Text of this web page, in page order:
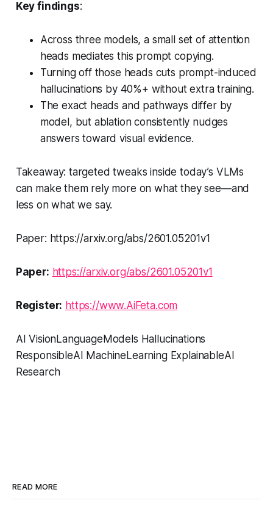
Key findings:
Across three models, a small set of attention
heads mediates this prompt copying.
Turning off those heads cuts prompt-induced
hallucinations by 40%+ without extra training.
The exact heads and pathways differ by
model, but ablation consistently nudges
answers toward visual evidence.
Takeaway: targeted tweaks inside today’s VLMs
can make them rely more on what they see—and
less on what we say.
Paper: https://arxiv.org/abs/2601.05201v1
Paper: https://arxiv.org/abs/2601.05201v1
Register: https://www.AiFeta.com
AI VisionLanguageModels Hallucinations
ResponsibleAI MachineLearning ExplainableAI
Research
READ MORE